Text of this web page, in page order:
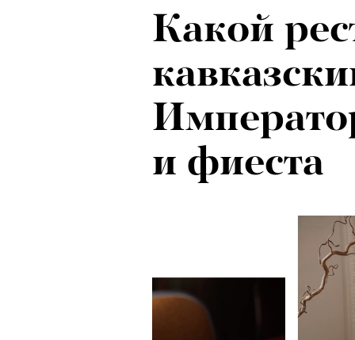
Какой
и фиеста
Локарно-
показали
кино